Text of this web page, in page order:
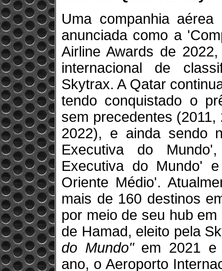
Uma companhia
anunciada como a
Airline Awards de
internacional de
Skytrax. A Qatar
tendo conquistado o
sem precedentes
2022), e ainda sendo
Executiva do
Executiva do Mundo'
Oriente Médio'.
mais de 160 destinos
por meio de seu hub
de Hamad, eleito pela
do Mundo"em 2021 e
ano, o Aeroporto